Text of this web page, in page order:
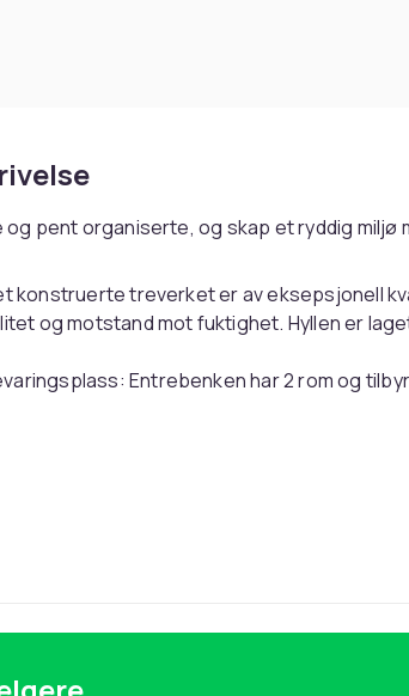
pent organiserte, og skap et ryddig miljø
konstruerte treverket er av eksepsjonell
og motstand mot fuktighet. Hyllen er
Entrebenken har 2 rom og
(B x D x H)